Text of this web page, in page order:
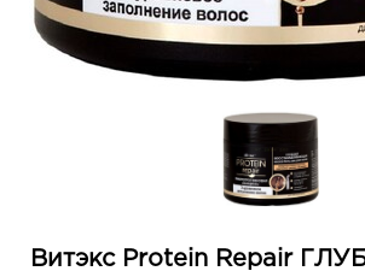
Витэкс Protein Repair